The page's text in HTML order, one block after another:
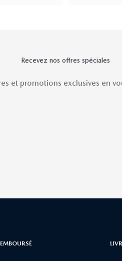
Recevez nos offres spéciales
et promotions exclusives en